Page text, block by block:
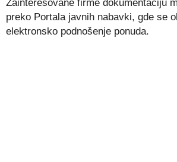
Zainteresovane firme dokumentaciju
preko Portala javnih nabavki, gde se
elektronsko podnošenje ponuda.